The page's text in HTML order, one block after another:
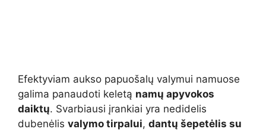
Efektyviam aukso papuošalų valymui namuose
galima panaudoti keletą namų apyvokos
daiktų. Svarbiausi įrankiai yra nedidelis
dubenėlis valymo tirpalui, dantų šepetėlis su